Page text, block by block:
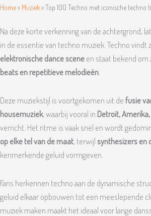
Home» Muziek»Top 100 Techno met iconische techno
Na deze korte verkenning van de achtergrond,
in de essentie van techno muziek. Techno vindt
elektronische dance sceneen staat bekend om
beats en repetitieve melodieën.
Deze muziekstijl is voortgekomen uit de fusie
housemuziek, waarbij vooral in Detroit,
verricht. Het ritme is vaak snel en wordt
op elke tel van de maat, terwijlsynthesizers en
kenmerkende geluid vormgeven.
Fans herkennen techno aan de dynamische
geluid elkaar opbouwen tot een meeslepende
muziek maken maakt het ideaal voor lange